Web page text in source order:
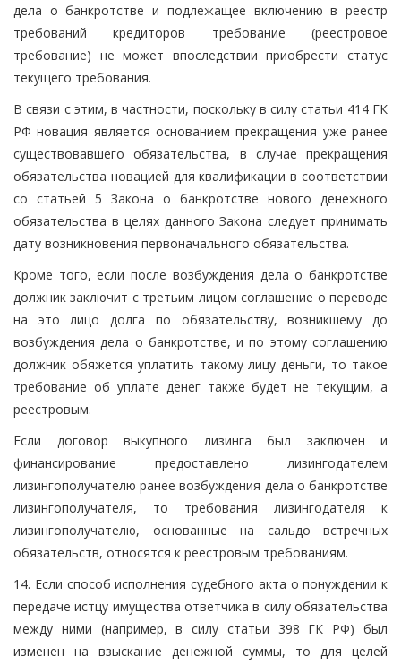
дела о банкротстве и подлежащее включению в реестр
требований кредиторов требование (реестровое
требование) не может впоследствии приобрести статус
текущего требования.
В связи с этим, в частности, поскольку в силу статьи 414 ГК
РФ новация является основанием прекращения уже ранее
существовавшего обязательства, в случае прекращения
обязательства новацией для квалификации в соответствии
со статьей 5 Закона о банкротстве нового денежного
обязательства в целях данного Закона следует принимать
дату возникновения первоначального обязательства.
Кроме того, если после возбуждения дела о банкротстве
должник заключит с третьим лицом соглашение о переводе
на это лицо долга по обязательству, возникшему до
возбуждения дела о банкротстве, и по этому соглашению
должник обяжется уплатить такому лицу деньги, то такое
требование об уплате денег также будет не текущим, а
реестровым.
Если договор выкупного лизинга был заключен и
финансирование предоставлено лизингодателем
лизингополучателю ранее возбуждения дела о банкротстве
лизингополучателя, то требования лизингодателя к
лизингополучателю, основанные на сальдо встречных
обязательств, относятся к реестровым требованиям.
14. Если способ исполнения судебного акта о понуждении к
передаче истцу имущества ответчика в силу обязательства
между ними (например, в силу статьи 398 ГК РФ) был
изменен на взыскание денежной суммы, то для целей